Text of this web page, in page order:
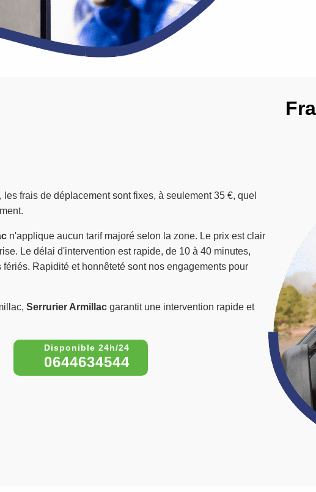
, les frais de déplacement sont fixes, à seulement 35 €, quel
n'applique aucun tarif majoré selon la zone. Le prix est clair
Le délai d'intervention est rapide, de 10 à 40 minutes,
Rapidité et honnêteté sont nos engagements pour
Serrurier Armillac garantit une intervention rapide et
0644634544